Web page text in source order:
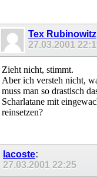
Tex Rubinowitz
27.03.2001
Zieht nicht, stimmt.
Aber ich versteh nicht,
muss man so drastisch
Scharlatane mit
reinsetzen?
lacoste:
27.03.2001 22:25